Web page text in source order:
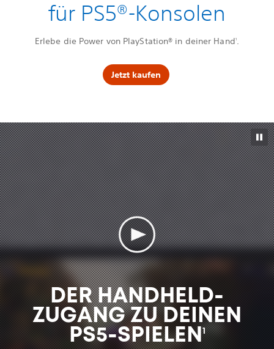
für PS5®-Konsolen
Erlebe die Power von PlayStation® in deiner Hand.
Jetzt kaufen
DER HANDHELD-
ZUGANG ZU DEINEN
PS5-SPIELEN1